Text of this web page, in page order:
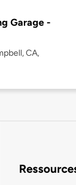
Garage -
CA,